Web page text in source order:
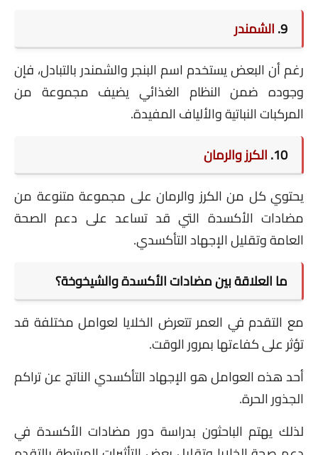
9. الشمندر
رغم أن البعض يستخدم اسم البنجر والشمندر بالتبادل، فإن
وجوده ضمن النظام الغذائي يضيف مجموعة من
المركبات النباتية والألياف المفيدة.
10. الكرز والرمان
يحتوي كل من الكرز والرمان على مجموعة متنوعة من
مضادات الأكسدة التي قد تساعد على دعم الصحة
العامة وتقليل الإجهاد التأكسدي.
ما العلاقة بين مضادات الأكسدة والشيخوخة؟
مع التقدم في العمر تتعرض الخلايا لعوامل مختلفة قد
تؤثر على كفاءتها بمرور الوقت.
أحد هذه العوامل هو الإجهاد التأكسدي الناتج عن تراكم
الجذور الحرة.
لذلك يهتم الباحثون بدراسة دور مضادات الأكسدة في